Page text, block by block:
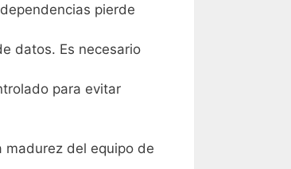
pierde
datos. Es necesario
para evitar
del equipo de